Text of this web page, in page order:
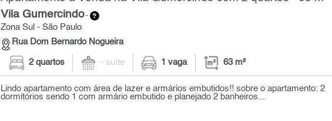
Vila Gumercindo-
Zona Sul - São Paulo
Rua Dom Bernardo Nogueira
2 quartos - suíte 1 vaga 63 m²
Lindo apartamento com área de lazer e armários embutidos!! sobre o apartamento: 2
dormitórios sendo 1 com armário embutido e planejado 2 banheiros...